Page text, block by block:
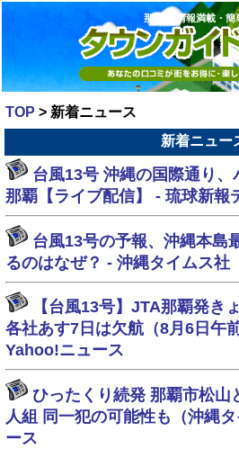
那覇 の情報満載・簡
TOP > 新着ニュース
新着ニュー
台風13号 沖縄の国際通り
那覇【ライブ配信】 - 琉球新報
台風13号の予報、沖縄本島
るのはなぜ？ - 沖縄タイムス社
【台風13号】JTA那覇発き
各社あす7日は欠航（8月6日午
Yahoo!ニュース
ひったくり続発 那覇市松山
人組 同一犯の可能性も（沖縄
ース